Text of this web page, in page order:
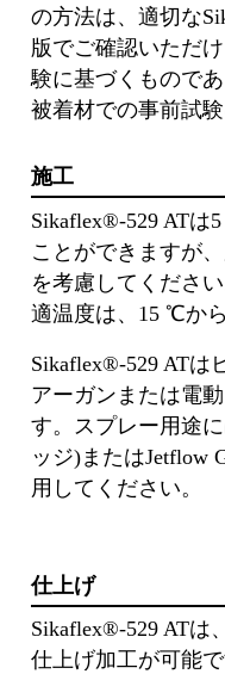
の方法は、適切な
版でご確認いただ
験に基づくもので
被着材での事前試
施工
Sikaflex®-529 AT
ことができますが
を考慮してくださ
適温度は、15 ℃か
Sikaflex®-529 ATは
アーガンまたは電
す。スプレー用途
ッジ)またはJetflow
用してください。
仕上げ
Sikaflex®-529 ATは
仕上げ加工が可能